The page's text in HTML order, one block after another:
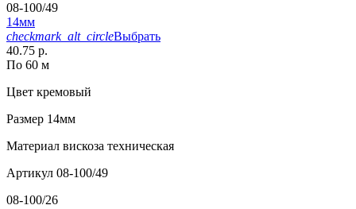
08-100/49
14мм
checkmark_alt_circleВыбрать
40.75 р.
По 60 м
Цвет кремовый
Размер 14мм
Материал вискоза техническая
Артикул 08-100/49
08-100/26